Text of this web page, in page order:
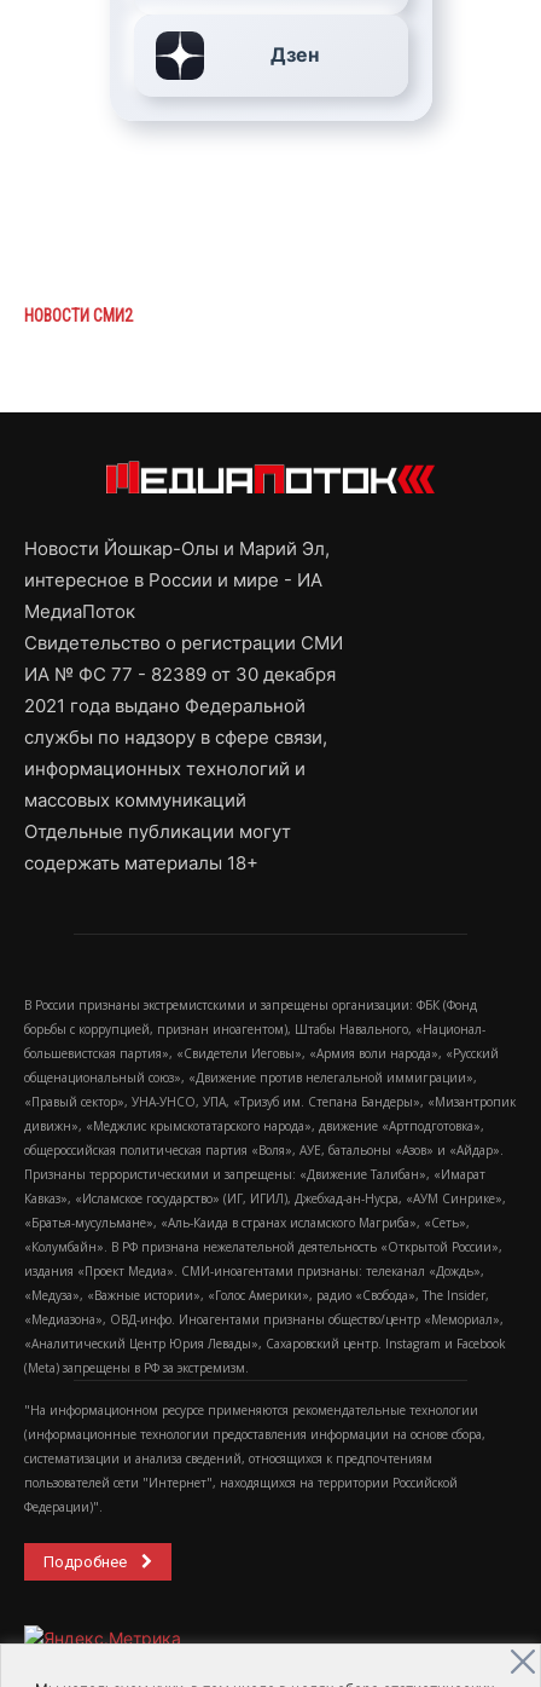
Дзен
НОВОСТИ СМИ2
Новости Йошкар-Олы и Марий Эл,
интересное в России и мире - ИА
МедиаПоток
Свидетельство о регистрации СМИ
ИА № ФС 77 - 82389 от 30 декабря
2021 года выдано Федеральной
службы по надзору в сфере связи,
информационных технологий и
массовых коммуникаций
Отдельные публикации могут
содержать материалы 18+
В России признаны экстремистскими и запрещены организации: ФБК (Фонд
борьбы с коррупцией, признан иноагентом), Штабы Навального, «Национал-
большевистская партия», «Свидетели Иеговы», «Армия воли народа», «Русский
общенациональный союз», «Движение против нелегальной иммиграции»,
«Правый сектор», УНА-УНСО, УПА, «Тризуб им. Степана Бандеры», «Мизантропик
дивижн», «Меджлис крымскотатарского народа», движение «Артподготовка»,
общероссийская политическая партия «Воля», АУЕ, батальоны «Азов» и «Айдар».
Признаны террористическими и запрещены: «Движение Талибан», «Имарат
Кавказ», «Исламское государство» (ИГ, ИГИЛ), Джебхад-ан-Нусра, «АУМ Синрике»,
«Братья-мусульмане», «Аль-Каида в странах исламского Магриба», «Сеть»,
«Колумбайн». В РФ признана нежелательной деятельность «Открытой России»,
издания «Проект Медиа». СМИ-иноагентами признаны: телеканал «Дождь»,
«Медуза», «Важные истории», «Голос Америки», радио «Свобода», The Insider,
«Медиазона», ОВД-инфо. Иноагентами признаны общество/центр «Мемориал»,
«Аналитический Центр Юрия Левады», Сахаровский центр. Instagram и Facebook
(Metа) запрещены в РФ за экстремизм.
"На информационном ресурсе применяются рекомендательные технологии
(информационные технологии предоставления информации на основе сбора,
систематизации и анализа сведений, относящихся к предпочтениям
пользователей сети "Интернет", находящихся на территории Российской
Федерации)".
Подробнее